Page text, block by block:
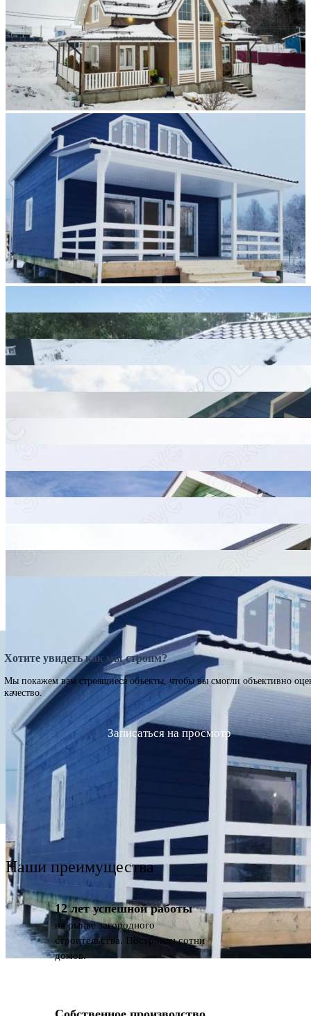
Хотите увидеть как мы строим?
Мы покажем вам строящиеся объекты, чтобы вы смогли объективно
качество.
Записаться на просмотр
Наши преимущества
12 лет успешной работы
на рынке загородного
строительства. Построили сотни
домов.